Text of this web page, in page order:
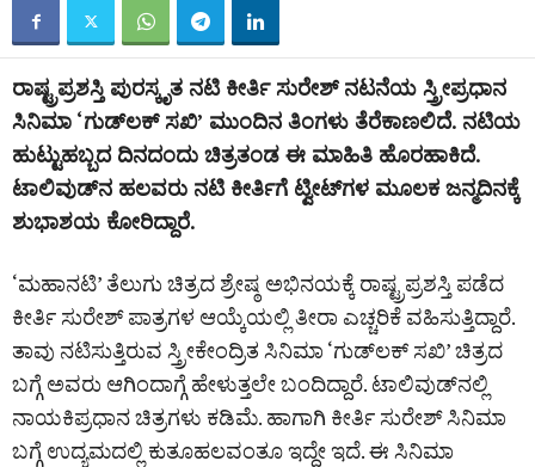
ರಾಷ್ಟ್ರಪ್ರಶಸ್ತಿ ಪುರಸ್ಕೃತ ನಟಿ ಕೀರ್ತಿ ಸುರೇಶ್‌ ನಟನೆಯ ಸ್ತ್ರೀಪ್ರಧಾನ
ಸಿನಿಮಾ ‘ಗುಡ್‌ಲಕ್ ಸಖಿ’ ಮುಂದಿನ ತಿಂಗಳು ತೆರೆಕಾಣಲಿದೆ. ನಟಿಯ
ಹುಟ್ಟುಹಬ್ಬದ ದಿನದಂದು ಚಿತ್ರತಂಡ ಈ ಮಾಹಿತಿ ಹೊರಹಾಕಿದೆ.
ಟಾಲಿವುಡ್‌ನ ಹಲವರು ನಟಿ ಕೀರ್ತಿಗೆ ಟ್ವೀಟ್‌ಗಳ ಮೂಲಕ ಜನ್ಮದಿನಕ್ಕೆ
ಶುಭಾಶಯ ಕೋರಿದ್ದಾರೆ.
‘ಮಹಾನಟಿ’ ತೆಲುಗು ಚಿತ್ರದ ಶ್ರೇಷ್ಠ ಅಭಿನಯಕ್ಕೆ ರಾಷ್ಟ್ರಪ್ರಶಸ್ತಿ ಪಡೆದ
ಕೀರ್ತಿ ಸುರೇಶ್‌ ಪಾತ್ರಗಳ ಆಯ್ಕೆಯಲ್ಲಿ ತೀರಾ ಎಚ್ಚರಿಕೆ ವಹಿಸುತ್ತಿದ್ದಾರೆ.
ತಾವು ನಟಿಸುತ್ತಿರುವ ಸ್ತ್ರೀಕೇಂದ್ರಿತ ಸಿನಿಮಾ ‘ಗುಡ್‌ಲಕ್‌ ಸಖಿ’ ಚಿತ್ರದ
ಬಗ್ಗೆ ಅವರು ಆಗಿಂದಾಗ್ಗೆ ಹೇಳುತ್ತಲೇ ಬಂದಿದ್ದಾರೆ. ಟಾಲಿವುಡ್‌ನಲ್ಲಿ
ನಾಯಕಿಪ್ರಧಾನ ಚಿತ್ರಗಳು ಕಡಿಮೆ. ಹಾಗಾಗಿ ಕೀರ್ತಿ ಸುರೇಶ್‌ ಸಿನಿಮಾ
ಬಗ್ಗೆ ಉದ್ಯಮದಲ್ಲಿ ಕುತೂಹಲವಂತೂ ಇದ್ದೇ ಇದೆ. ಈ ಸಿನಿಮಾ